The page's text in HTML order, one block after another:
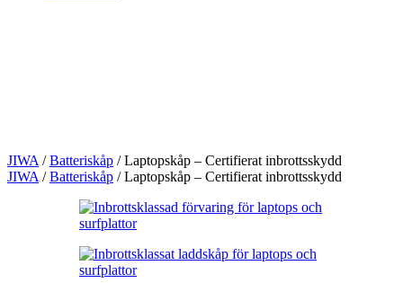
JIWA /Batteriskåp /Laptopskåp – Certifierat inbrottsskydd
JIWA /Batteriskåp /Laptopskåp – Certifierat inbrottsskydd